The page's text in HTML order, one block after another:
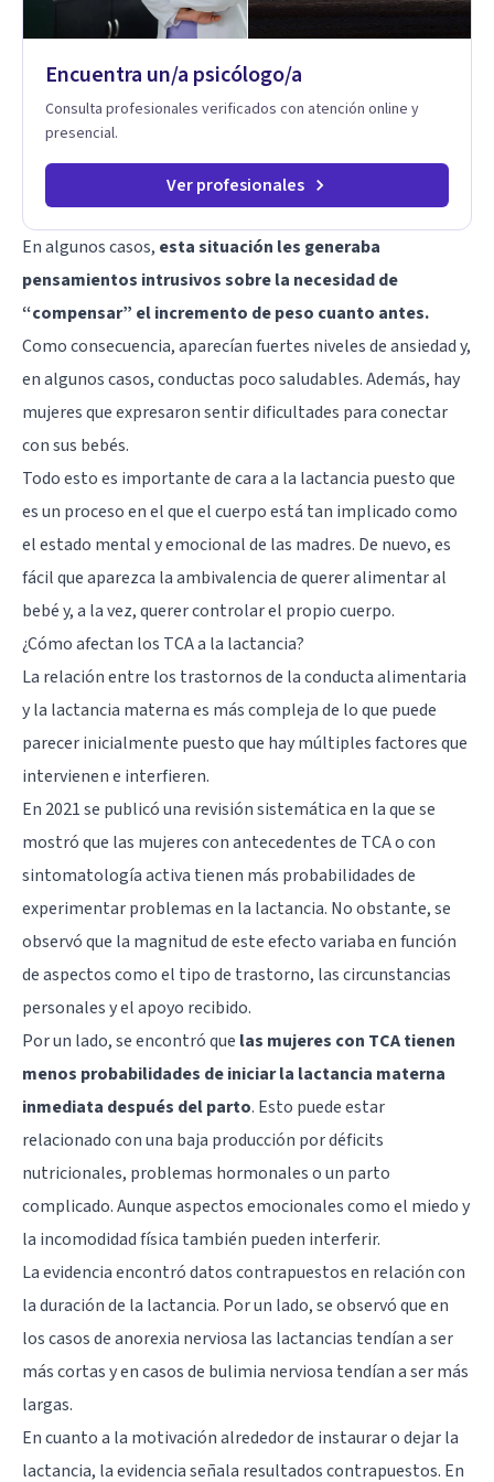
Encuentra un/a psicólogo/a
Consulta profesionales verificados con atención online y
presencial.
Ver profesionales
En algunos casos, esta situación les generaba
pensamientos intrusivos sobre la necesidad de
“compensar” el incremento de peso cuanto antes.
Como consecuencia, aparecían fuertes niveles de ansiedad y,
en algunos casos, conductas poco saludables. Además, hay
mujeres que expresaron sentir dificultades para conectar
con sus bebés.
Todo esto es importante de cara a la lactancia puesto que
es un proceso en el que el cuerpo está tan implicado como
el estado mental y emocional de las madres. De nuevo, es
fácil que aparezca la ambivalencia de querer alimentar al
bebé y, a la vez, querer controlar el propio cuerpo.
¿Cómo afectan los TCA a la lactancia?
La relación entre los trastornos de la conducta alimentaria
y la lactancia materna es más compleja de lo que puede
parecer inicialmente puesto que hay múltiples factores que
intervienen e interfieren.
En 2021 se publicó una revisión sistemática en la que se
mostró que las mujeres con antecedentes de TCA o con
sintomatología activa tienen más probabilidades de
experimentar problemas en la lactancia. No obstante, se
observó que la magnitud de este efecto variaba en función
de aspectos como el tipo de trastorno, las circunstancias
personales y el apoyo recibido.
Por un lado, se encontró que las mujeres con TCA tienen
menos probabilidades de iniciar la lactancia materna
inmediata después del parto. Esto puede estar
relacionado con una baja producción por déficits
nutricionales, problemas hormonales o un parto
complicado. Aunque aspectos emocionales como el miedo y
la incomodidad física también pueden interferir.
La evidencia encontró datos contrapuestos en relación con
la duración de la lactancia. Por un lado, se observó que en
los casos deanorexia nerviosa las lactancias tendían a ser
más cortas y en casos de bulimia nerviosa tendían a ser más
largas.
En cuanto a la motivación alrededor de instaurar o dejar la
lactancia, la evidencia señala resultados contrapuestos. En